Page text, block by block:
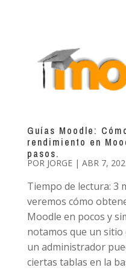
Guías Moodle:
rendimiento en
pasos.
POR JORGE| ABR 7,
Tiempo de lectura: 3
veremos cómo
Moodle en pocos y
notamos que un sitio
un administrador
ciertas tablas en la